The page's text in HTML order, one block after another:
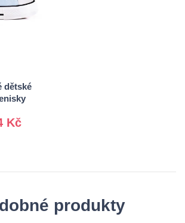
dětské
Kč
produkty